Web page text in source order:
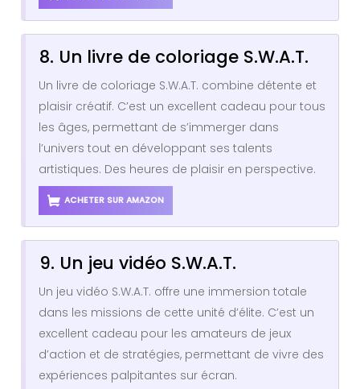
8. Un livre de coloriage S.W.A.T.
Un livre de coloriage S.W.A.T. combine détente et
plaisir créatif. C’est un excellent cadeau pour tous
les âges, permettant de s’immerger dans
l’univers tout en développant ses talents
artistiques. Des heures de plaisir en perspective.
ACHETER SUR AMAZON
9. Un jeu vidéo S.W.A.T.
Un jeu vidéo S.W.A.T. offre une immersion totale
dans les missions de cette unité d’élite. C’est un
excellent cadeau pour les amateurs de jeux
d’action et de stratégies, permettant de vivre des
expériences palpitantes sur écran.